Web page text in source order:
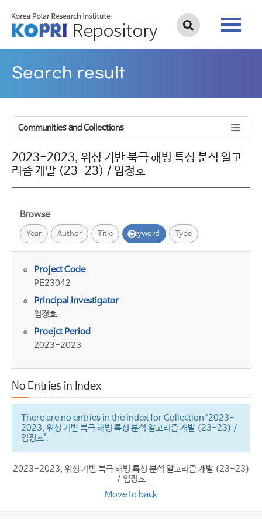
Search result
Communities and Collections
2023-2023, 위성 기반 북극 해빙 특성 분석 알고
리즘 개발 (23-23) / 임정호
Browse
Year Author Title Keyword Type
Project Code
PE23042
Principal Investigator
임정호
Proejct Period
2023-2023
No Entries in Index
There are no entries in the index for Collection "2023-
2023, 위성 기반 북극 해빙 특성 분석 알고리즘 개발 (23-23) /
임정호".
2023-2023, 위성 기반 북극 해빙 특성 분석 알고리즘 개발 (23-23)
/ 임정호
Move to back